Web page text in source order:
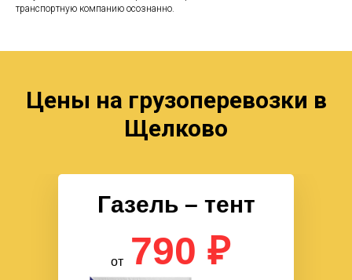
транспортную компанию осознанно.
Цены на грузоперевозки в
Щелково
Газель – тент
790 ₽
от